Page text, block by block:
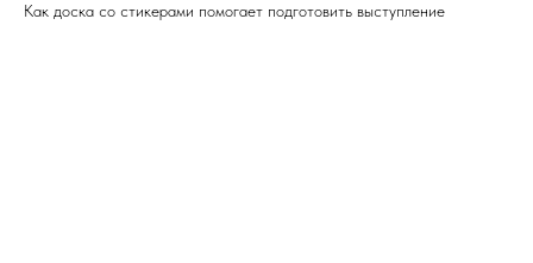
Как доска со стикерами помогает подготовить выступление